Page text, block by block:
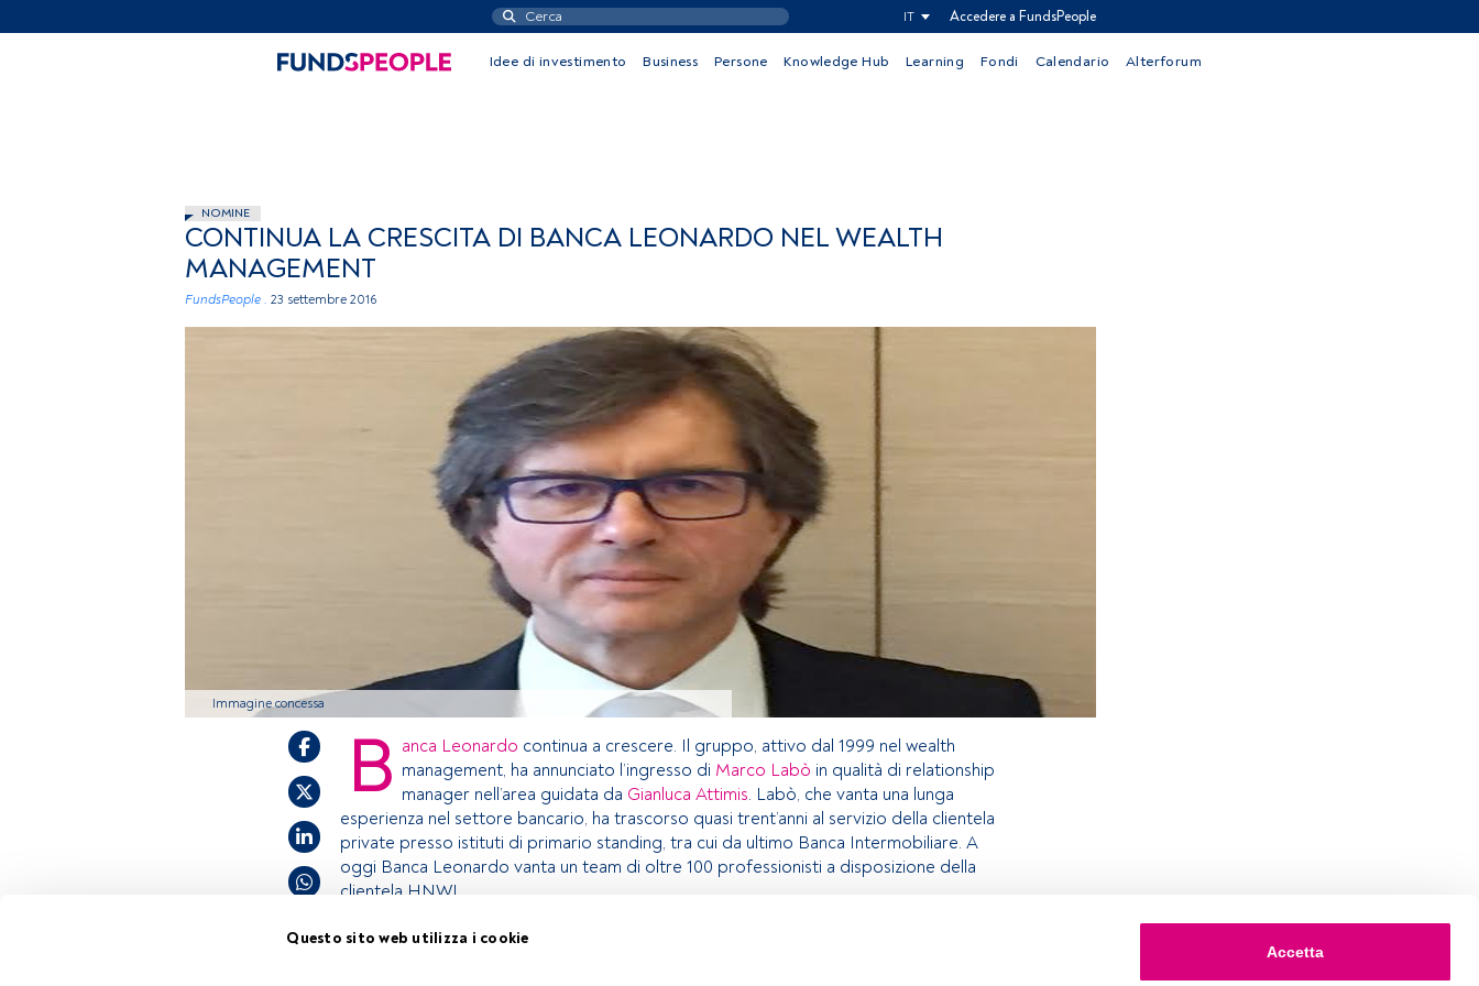
Questo sito web utilizza i cookie
Accetta
IT Accedere a FundsPeople
Idee di investimento Business Persone Knowledge Hub Learning Fondi Calendario Alterforum
NOMINE
CONTINUA LA CRESCITA DI BANCA LEONARDO NEL WEALTH
MANAGEMENT
FundsPeople . 23 settembre 2016
Immagine concessa
B anca Leonardo continua a crescere. Il gruppo, attivo dal 1999 nel wealth
management, ha annunciato l’ingresso di Marco Labò in qualità di relationship
manager nell’area guidata da Gianluca Attimis. Labò, che vanta una lunga
esperienza nel settore bancario, ha trascorso quasi trent’anni al servizio della clientela
private presso istituti di primario standing, tra cui da ultimo Banca Intermobiliare. A
oggi Banca Leonardo vanta un team di oltre 100 professionisti a disposizione della
clientela HNWI.